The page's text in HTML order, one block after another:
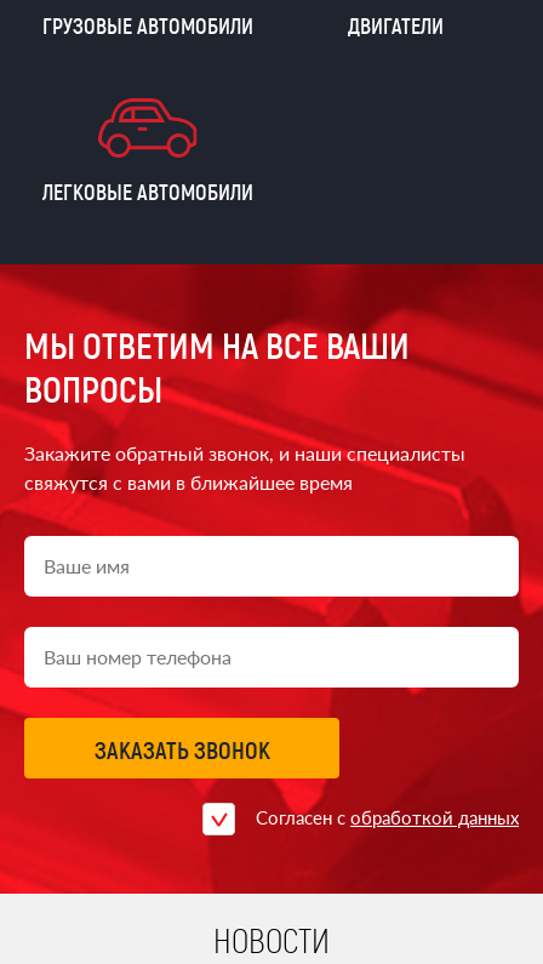
ГРУЗОВЫЕ АВТОМОБИЛИ ДВИГАТЕЛИ
ЛЕГКОВЫЕ АВТОМОБИЛИ
МЫ ОТВЕТИМ НА ВСЕ ВАШИ
ВОПРОСЫ
Закажите обратный звонок, и наши специалисты
свяжутся с вами в ближайшее время
ЗАКАЗАТЬ ЗВОНОК
Согласен с обработкой данных
НОВОСТИ